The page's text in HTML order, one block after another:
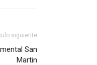
siguiente
San
Martin